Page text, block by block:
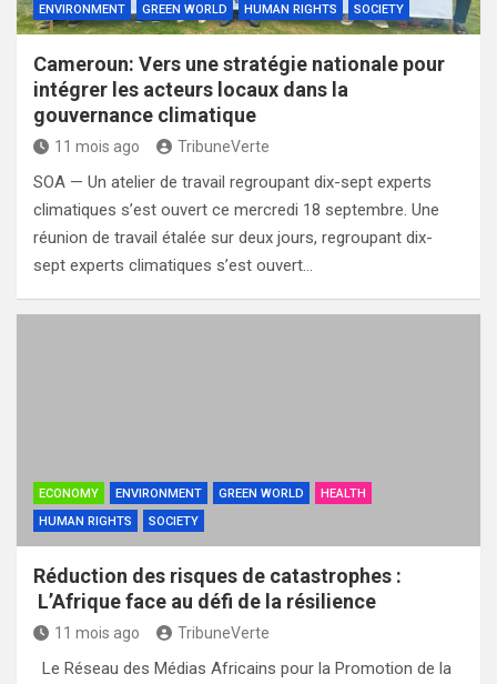
ENVIRONMENT GREEN WORLD HUMAN RIGHTS SOCIETY
Cameroun: Vers une stratégie nationale pour
intégrer les acteurs locaux dans la
gouvernance climatique
11 mois ago TribuneVerte
SOA — Un atelier de travail regroupant dix-sept experts
climatiques s’est ouvert ce mercredi 18 septembre. Une
réunion de travail étalée sur deux jours, regroupant dix-
sept experts climatiques s’est ouvert…
ECONOMY ENVIRONMENT GREEN WORLD
HEALTH
HUMAN RIGHTS
SOCIETY
Réduction des risques de catastrophes :
L’Afrique face au défi de la résilience
11 mois ago TribuneVerte
Le Réseau des Médias Africains pour la Promotion de la